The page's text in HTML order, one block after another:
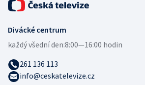
Divácké centrum
každý všední den:8:00—16:00 hodin
261 136 113
info@ceskatelevize.cz